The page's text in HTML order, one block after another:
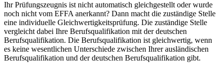
Ihr Prüfungszeugnis ist nicht automatisch gleichgestellt oder wurde
noch nicht vom EFFA anerkannt? Dann macht die zuständige Stelle
eine individuelle Gleichwertigkeitsprüfung. Die zuständige Stelle
vergleicht dabei Ihre Berufsqualifikation mit der deutschen
Berufsqualifikation. Die Berufsqualifikation ist gleichwertig, wenn
es keine wesentlichen Unterschiede zwischen Ihrer ausländischen
Berufsqualifikation und der deutschen Berufsqualifikation gibt.